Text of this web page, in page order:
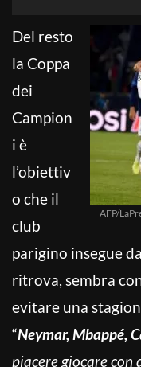
AFP/
Del resto
la Coppa
dei
Campion
i è
l’obiettiv
o che il
club
parigino insegue
ritrova, sembra
evitare una
“Neymar, Mbappé,
piacere giocare con